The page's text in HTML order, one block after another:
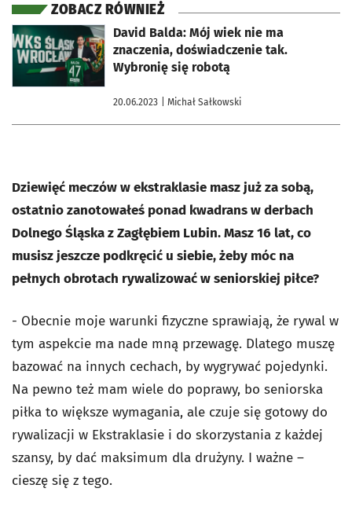
ZOBACZ RÓWNIEŻ
David Balda: Mój wiek nie ma
znaczenia, doświadczenie tak.
Wybronię się robotą
20.06.2023 | Michał Sałkowski
otworzy się w nowej karcie
Dziewięć meczów w ekstraklasie masz już za sobą,
ostatnio zanotowałeś ponad kwadrans w derbach
Dolnego Śląska z Zagłębiem Lubin. Masz 16 lat, co
musisz jeszcze podkręcić u siebie, żeby móc na
pełnych obrotach rywalizować w seniorskiej piłce?
- Obecnie moje warunki fizyczne sprawiają, że rywal w
tym aspekcie ma nade mną przewagę. Dlatego muszę
bazować na innych cechach, by wygrywać pojedynki.
Na pewno też mam wiele do poprawy, bo seniorska
piłka to większe wymagania, ale czuje się gotowy do
rywalizacji w Ekstraklasie i do skorzystania z każdej
szansy, by dać maksimum dla drużyny. I ważne –
cieszę się z tego.